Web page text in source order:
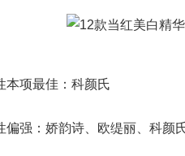
项最佳：科颜氏
：娇韵诗、欧缇丽、科颜